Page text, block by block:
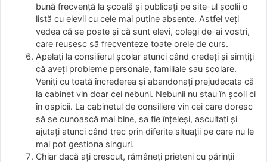
bună frecvenţă la şcoală şi publicaţi pe site-ul şcolii o
listă cu elevii cu cele mai puţine absenţe. Astfel veţi
vedea că se poate şi că sunt elevi, colegi de-ai vostri,
care reuşesc să frecventeze toate orele de curs.
Apelaţi la consilierul şcolar atunci când credeţi şi simţiţi
că aveţi probleme personale, familiale sau şcolare.
Veniţi cu toată încrederea şi abandonaţi prejudecata că
la cabinet vin doar cei nebuni. Nebunii nu stau în şcoli ci
în ospicii. La cabinetul de consiliere vin cei care doresc
să se cunoască mai bine, sa fie înţeleşi, ascultaţi şi
ajutaţi atunci când trec prin diferite situaţii pe care nu le
mai pot gestiona singuri.
Chiar dacă aţi crescut, rămâneţi prieteni cu părinţii